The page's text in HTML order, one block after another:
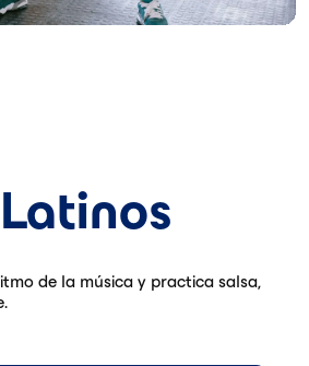
de la música y practica salsa,